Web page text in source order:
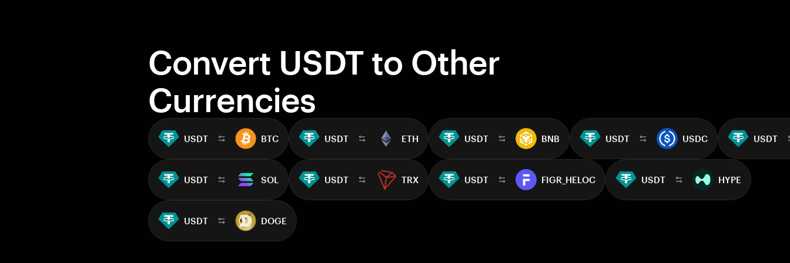
Convert USDT to Other
Currencies
USDT BTC USDT ETH USDT BNB USDT USDC USDT
USDT SOL USDT TRX USDT FIGR_HELOC USDT HYPE
USDT DOGE